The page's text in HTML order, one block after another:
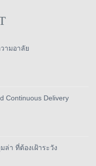
ามอาลัย
Continuous Delivery
ล่า ที่ต้องเฝ้าระวัง